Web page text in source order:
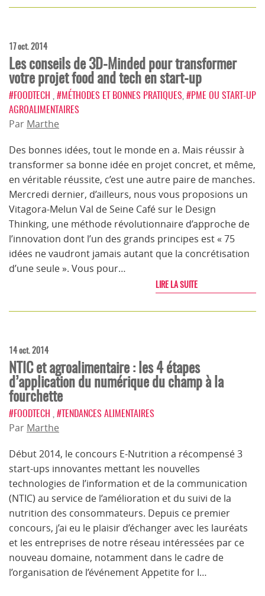
17 oct. 2014
Les conseils de 3D-Minded pour transformer
votre projet food and tech en start-up
#FOODTECH #MÉTHODES ET BONNES PRATIQUES #PME OU START-UP
AGROALIMENTAIRES
Par Marthe
Des bonnes idées, tout le monde en a. Mais réussir à
transformer sa bonne idée en projet concret, et même,
en véritable réussite, c’est une autre paire de manches.
Mercredi dernier, d’ailleurs, nous vous proposions un
Vitagora-Melun Val de Seine Café sur le Design
Thinking, une méthode révolutionnaire d’approche de
l’innovation dont l’un des grands principes est « 75
idées ne vaudront jamais autant que la concrétisation
d’une seule ». Vous pour…
LIRE LA SUITE
14 oct. 2014
NTIC et agroalimentaire : les 4 étapes
d’application du numérique du champ à la
fourchette
#FOODTECH #TENDANCES ALIMENTAIRES
Par Marthe
Début 2014, le concours E-Nutrition a récompensé 3
start-ups innovantes mettant les nouvelles
technologies de l’information et de la communication
(NTIC) au service de l’amélioration et du suivi de la
nutrition des consommateurs. Depuis ce premier
concours, j’ai eu le plaisir d’échanger avec les lauréats
et les entreprises de notre réseau intéressées par ce
nouveau domaine, notamment dans le cadre de
l’organisation de l’événement Appetite for I…